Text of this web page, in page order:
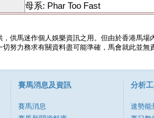
母系: Phar Too Fast
供馬迷作個人娛樂資訊之用。但由於香港馬
努力務求有關資料盡可能準確，馬會就此並
賽馬消息及資訊
賽馬消息
分析
速勢能